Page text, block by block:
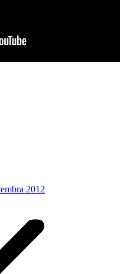
2012